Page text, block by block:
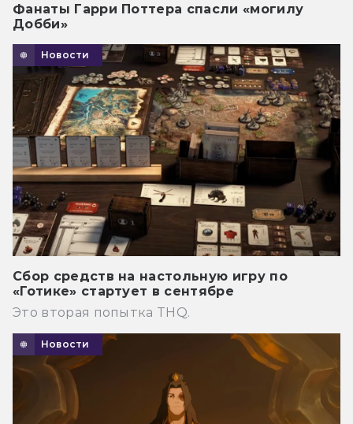
Фанаты Гарри Поттера спасли «могилу
Добби»
Новости
Сбор средств на настольную игру по
«Готике» стартует в сентябре
Это вторая попытка THQ.
Новости